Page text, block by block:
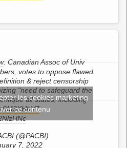
: Canadian Assoc of Univ
votes to oppose flawed
& reject censorship
"need to safeguard the
all states, including
(@PACBI)
7, 2022
les cookies marketing
ce contenu